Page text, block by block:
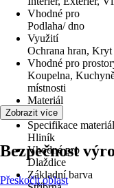
Vhodné pro
Podlaha/ dno
Využití
Ochrana hran, Kryt
Vhodné pro
Koupelna,
místnosti
Materiál
Kov
Specifikace
Hliník
Vhodné pro
Dlaždice
Základní barva
Zobrazit více
Bezpečnost
Přeskočit oblast